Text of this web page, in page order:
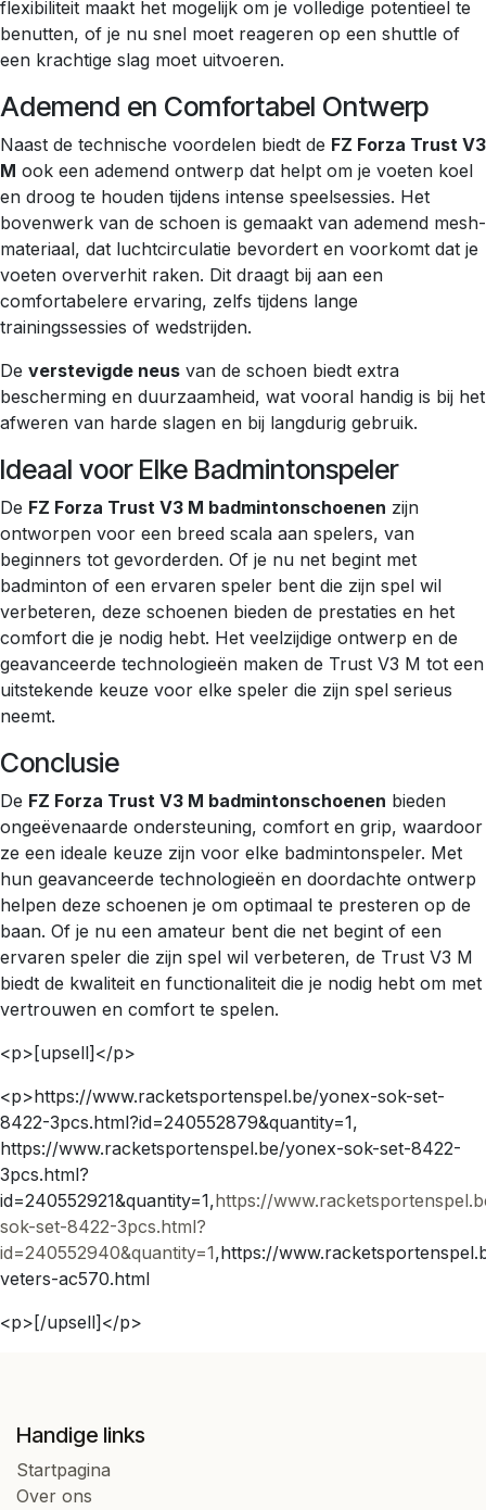
flexibiliteit maakt het mogelijk om je volledige potentieel te
benutten, of je nu snel moet reageren op een shuttle of
een krachtige slag moet uitvoeren.
Ademend en Comfortabel Ontwerp
Naast de technische voordelen biedt de FZ Forza Trust V3
M ook een ademend ontwerp dat helpt om je voeten koel
en droog te houden tijdens intense speelsessies. Het
bovenwerk van de schoen is gemaakt van ademend mesh-
materiaal, dat luchtcirculatie bevordert en voorkomt dat je
voeten oververhit raken. Dit draagt bij aan een
comfortabelere ervaring, zelfs tijdens lange
trainingssessies of wedstrijden.
De verstevigde neus van de schoen biedt extra
bescherming en duurzaamheid, wat vooral handig is bij het
afweren van harde slagen en bij langdurig gebruik.
Ideaal voor Elke Badmintonspeler
De FZ Forza Trust V3 M badmintonschoenen zijn
ontworpen voor een breed scala aan spelers, van
beginners tot gevorderden. Of je nu net begint met
badminton of een ervaren speler bent die zijn spel wil
verbeteren, deze schoenen bieden de prestaties en het
comfort die je nodig hebt. Het veelzijdige ontwerp en de
geavanceerde technologieën maken de Trust V3 M tot een
uitstekende keuze voor elke speler die zijn spel serieus
neemt.
Conclusie
De FZ Forza Trust V3 M badmintonschoenen bieden
ongeëvenaarde ondersteuning, comfort en grip, waardoor
ze een ideale keuze zijn voor elke badmintonspeler. Met
hun geavanceerde technologieën en doordachte ontwerp
helpen deze schoenen je om optimaal te presteren op de
baan. Of je nu een amateur bent die net begint of een
ervaren speler die zijn spel wil verbeteren, de Trust V3 M
biedt de kwaliteit en functionaliteit die je nodig hebt om met
vertrouwen en comfort te spelen.
<p>[upsell]</p>
<p>https://www.racketsportenspel.be/yonex-sok-set-
8422-3pcs.html?id=240552879&quantity=1,
https://www.racketsportenspel.be/yonex-sok-set-8422-
3pcs.html?
id=240552921&quantity=1,https://
sok-set-8422-3pcs.html?
id=240552940&quantity=1,https://
veters-ac570.html
<p>[/upsell]</p>
Handige links
Startpagina
Over ons